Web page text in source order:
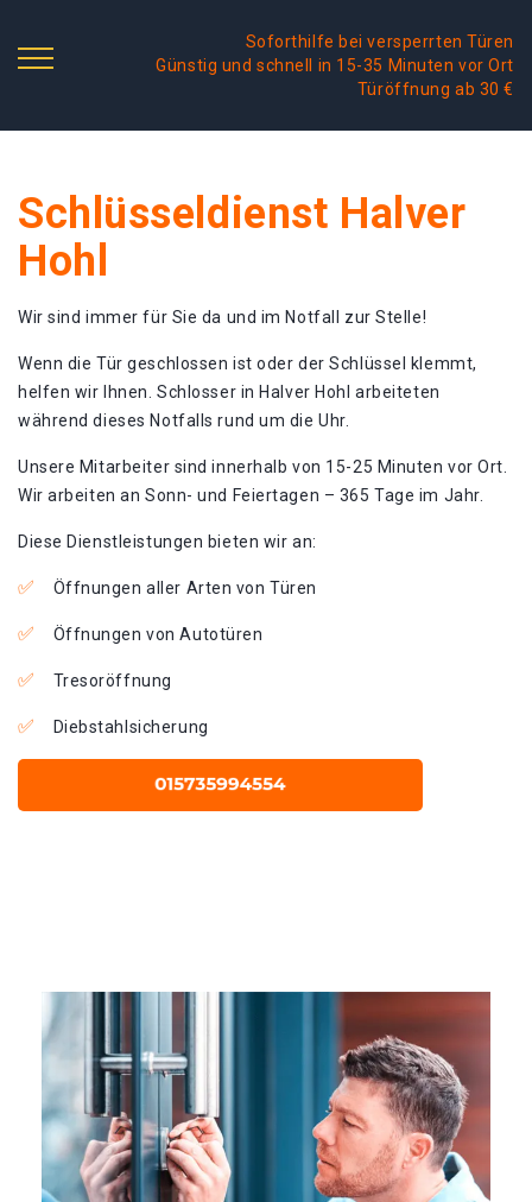
Soforthilfe bei versperrten Türen
Günstig und schnell in 15-35 Minuten vor Ort
Türöffnung ab 30 €
Schlüsseldienst Halver
Hohl
Wir sind immer für Sie da und im Notfall zur Stelle!
Wenn die Tür geschlossen ist oder der Schlüssel klemmt,
helfen wir Ihnen. Schlosser in Halver Hohl arbeiteten
während dieses Notfalls rund um die Uhr.
Unsere Mitarbeiter sind innerhalb von 15-25 Minuten vor Ort.
Wir arbeiten an Sonn- und Feiertagen – 365 Tage im Jahr.
Diese Dienstleistungen bieten wir an:
Öffnungen aller Arten von Türen
Öffnungen von Autotüren
Tresoröffnung
Diebstahlsicherung